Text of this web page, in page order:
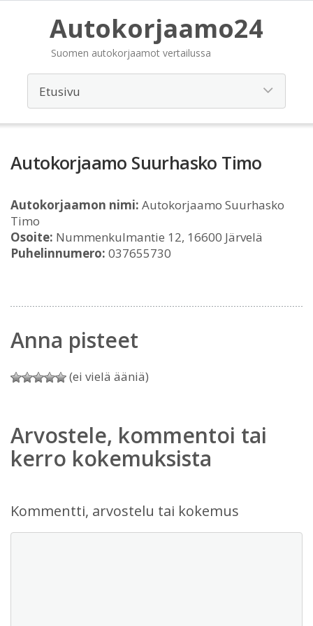
Autokorjaamo24
Suomen autokorjaamot vertailussa
Autokorjaamo Suurhasko Timo
Autokorjaamon nimi: Autokorjaamo Suurhasko
Timo
Osoite: Nummenkulmantie 12, 16600 Järvelä
Puhelinnumero: 037655730
Anna pisteet
(ei vielä ääniä)
Arvostele, kommentoi tai
kerro kokemuksista
Kommentti, arvostelu tai kokemus